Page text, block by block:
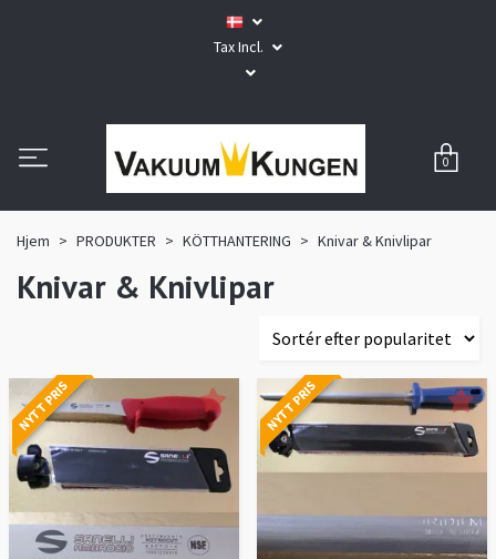
Tax Incl.
0
Hjem PRODUKTER KÖTTHANTERING Knivar & Knivlipar
Knivar & Knivlipar
NYTT PRIS NYTT PRIS